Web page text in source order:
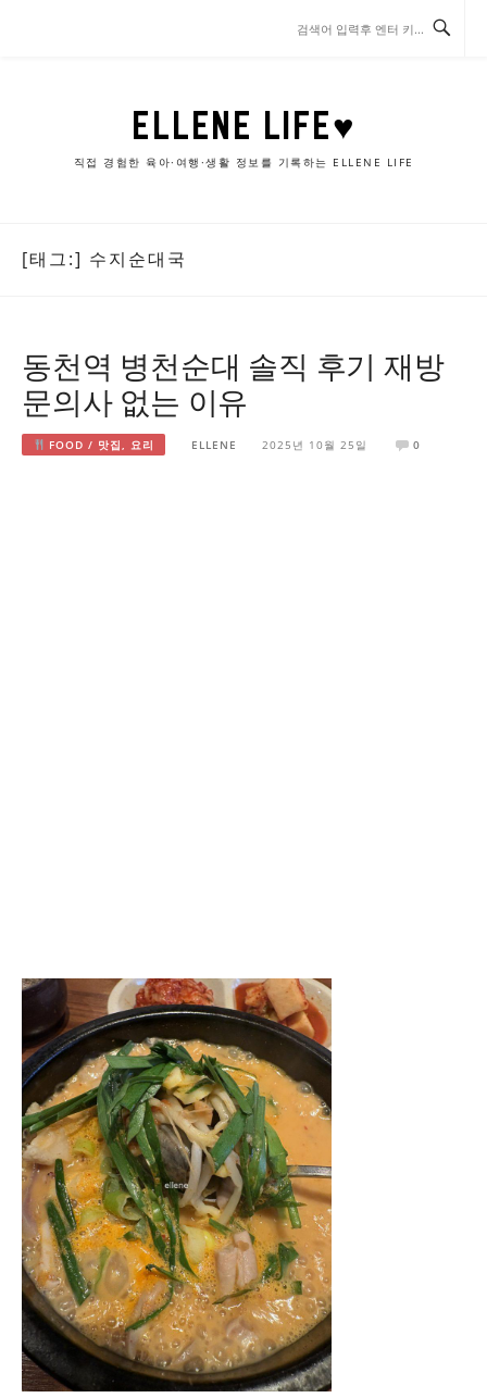
ELLENE LIFE♥
직접 경험한 육아·여행·생활 정보를 기록하는 ELLENE LIFE
[태그:] 수지순대국
동천역 병천순대 솔직 후기 재방
문의사 없는 이유
FOOD / 맛집, 요리 ELLENE 2025년 10월 25일 0